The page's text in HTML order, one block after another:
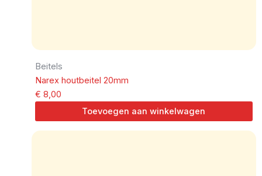
Beitels
Narex houtbeitel 20mm
€ 8,00
Toevoegen aan winkelwagen